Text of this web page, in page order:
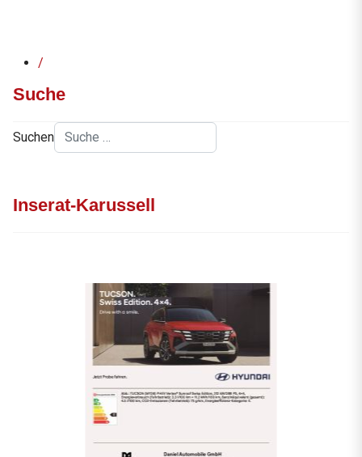
/
Suche
Suchen
Inserat-Karussell